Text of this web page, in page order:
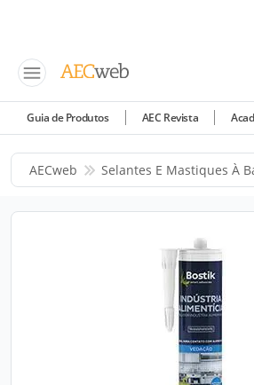
Guia de Produtos AEC Revista
AECweb Selantes E Mastiques À